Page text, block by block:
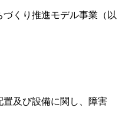
くり推進モデル事業（以
及び設備に関し、障害